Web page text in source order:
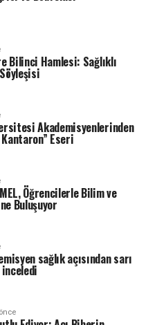
Bilinci Hamlesi: Sağlıklı
Akademisyenlerinden
Kantaron” Eseri
Öğrencilerle Bilim ve
Buluşuyor
sağlık açısından sarı